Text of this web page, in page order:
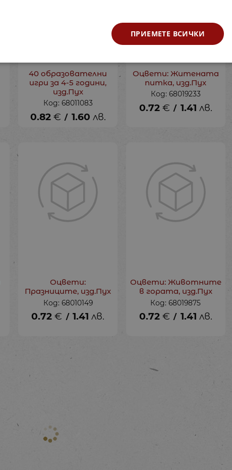
40 образователни
игри за 4-5 години,
изд.Пух
Код: 68011083
0.82 € / 1.60 лв.
Оцвети: Житената
питка, изд.Пух
Код: 68019233
0.72 € / 1.41 лв.
Оцвети:
Празниците, изд.Пух
Код: 68010149
0.72 € / 1.41 лв.
Оцвети: Животните
в гората, изд.Пух
Код: 68019875
0.72 € / 1.41 лв.
ПРИЕМЕТЕ ВСИЧКИ